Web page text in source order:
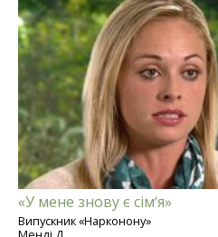
«У мене знову є сім’я»
Випускник «Нарконону»